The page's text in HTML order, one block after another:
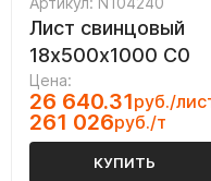
Лист свинцовый
18х500х1000 С0
Цена:
26 640.31руб./
261 026руб./т
КУПИТЬ